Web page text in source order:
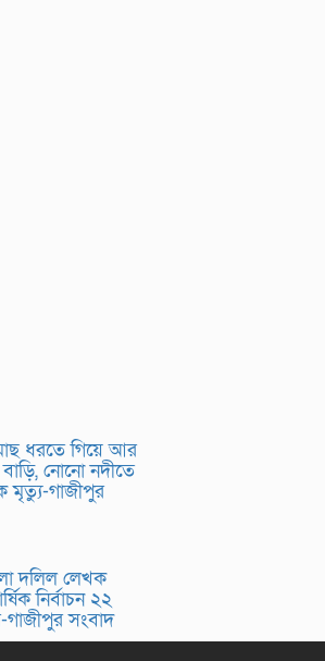
ধরতে গিয়ে আর
নোনো নদীতে
মৃত্যু-গাজীপুর
দলিল লেখক
নির্বাচন ২২
গাজীপুর সংবাদ